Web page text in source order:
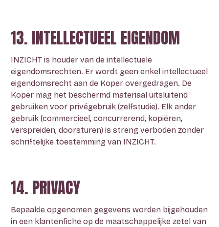
13. INTELLECTUEEL EIGENDOM
INZICHT is houder van de intellectuele
eigendomsrechten. Er wordt geen enkel intellectueel
eigendomsrecht aan de Koper overgedragen. De
Koper mag het beschermd materiaal uitsluitend
gebruiken voor privégebruik (zelfstudie). Elk ander
gebruik (commercieel, concurrerend, kopiëren,
verspreiden, doorsturen) is streng verboden zonder
schriftelijke toestemming van INZICHT.
14. PRIVACY
Bepaalde opgenomen gegevens worden bijgehouden
in een klantenfiche op de maatschappelijke zetel van